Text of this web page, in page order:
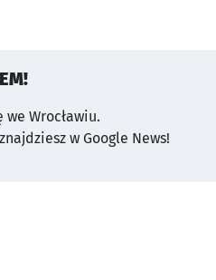
Wrocławiu.
w Google News!